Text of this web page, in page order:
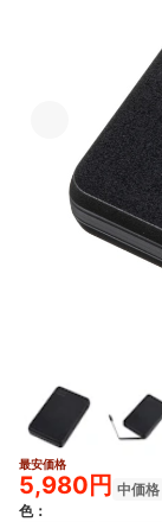
最安価格
5,980円 中価格
色：